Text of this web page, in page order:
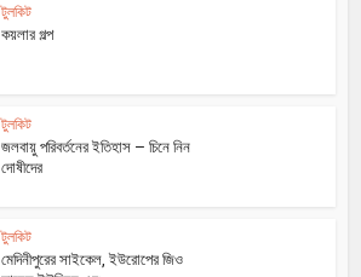
টুলকিট
কয়লার গল্প
টুলকিট
জলবায়ু পরিবর্তনের ইতিহাস – চিনে নিন
দোষীদের
টুলকিট
মেদিনীপুরের সাইকেল, ইউরোপের জিও